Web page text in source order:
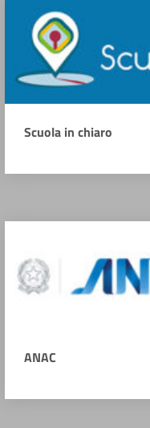
Scuola in chiaro
ANAC